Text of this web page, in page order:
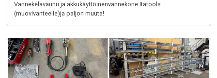
Vannekelavaunu ja akkukäyttöinenvannekone Itatools
(muovivanteelle)ja paljon muuta!